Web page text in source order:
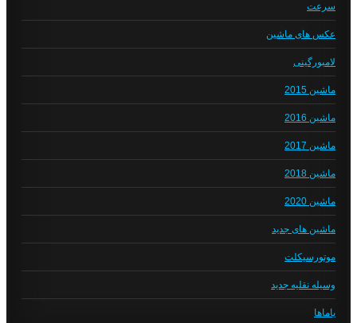
سرعت
عکس های ماشین
لامبورگینی
ماشین 2015
ماشین 2016
ماشین 2017
ماشین 2018
ماشین 2020
ماشین های جدید
موتورسیکلت
وسیله نقلیه جدید
یاماها